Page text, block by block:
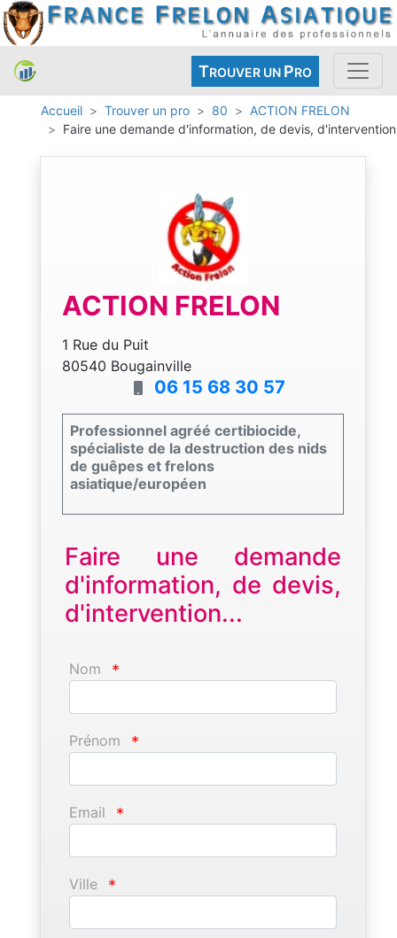
TROUVER UN PRO
Accueil Trouver un pro 80
ACTION FRELON
Faire une demande d'information, de devis, d'intervention
ACTION FRELON
1 Rue du Puit
80540 Bougainville
06 15 68 30 57
Professionnel agréé certibiocide,
spécialiste de la destruction des nids
de guêpes et frelons
asiatique/européen
Faire une demande
d'information, de devis,
d'intervention...
Nom *
Prénom *
Email *
Ville *